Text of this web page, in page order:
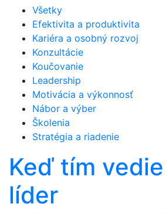
Všetky
Efektivita a produktivita
Kariéra a osobný rozvoj
Konzultácie
Koučovanie
Leadership
Motivácia a výkonnosť
Nábor a výber
Školenia
Stratégia a riadenie
Keď tím
líder